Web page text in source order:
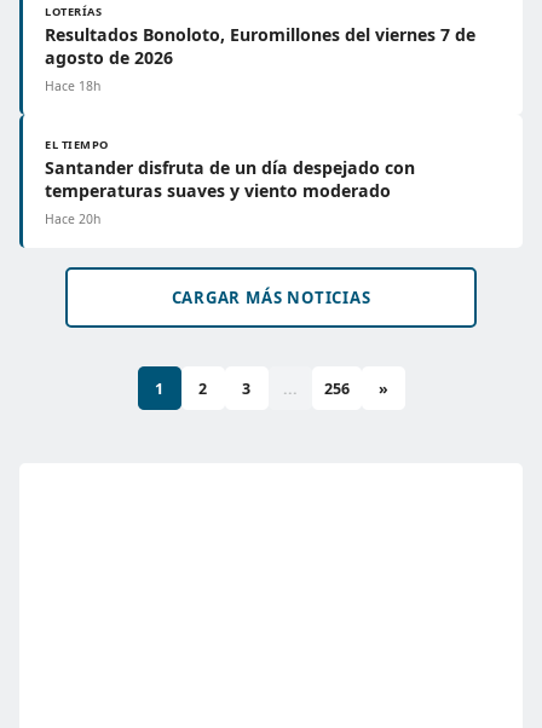
LOTERÍAS
Resultados Bonoloto, Euromillones del viernes 7 de
agosto de 2026
Hace 18h
EL TIEMPO
Santander disfruta de un día despejado con
temperaturas suaves y viento moderado
Hace 20h
CARGAR MÁS NOTICIAS
1 2 3 ... 256 »